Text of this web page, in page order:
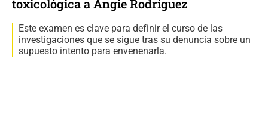
toxicológica a Angie Rodríguez
Este examen es clave para definir el curso de las
investigaciones que se sigue tras su denuncia sobre un
supuesto intento para envenenarla.